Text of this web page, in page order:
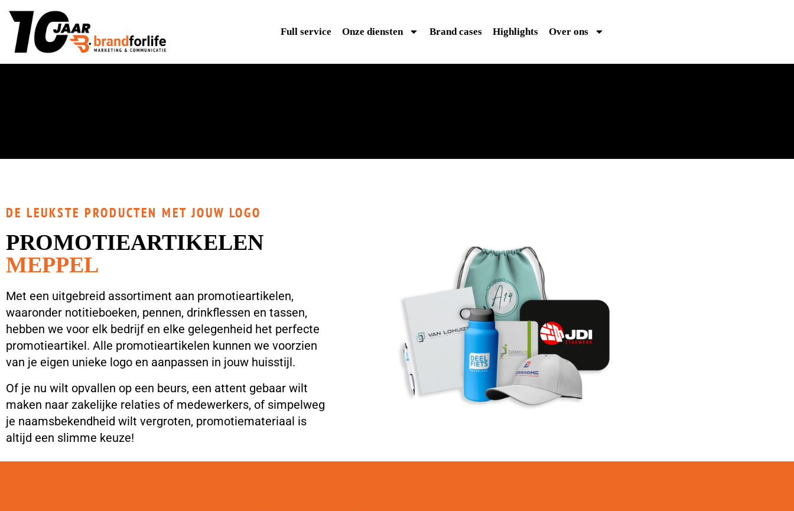
Full service Onze diensten Brand cases Highlights Over ons
DE LEUKSTE PRODUCTEN MET JOUW LOGO
PROMOTIEARTIKELEN
MEPPEL
Met een uitgebreid assortiment aan promotieartikelen,
waaronder notitieboeken, pennen, drinkflessen en tassen,
hebben we voor elk bedrijf en elke gelegenheid het perfecte
promotieartikel. Alle promotieartikelen kunnen we voorzien
van je eigen unieke logo en aanpassen in jouw huisstijl.
Of je nu wilt opvallen op een beurs, een attent gebaar wilt
maken naar zakelijke relaties of medewerkers, of simpelweg
je naamsbekendheid wilt vergroten, promotiemateriaal is
altijd een slimme keuze!